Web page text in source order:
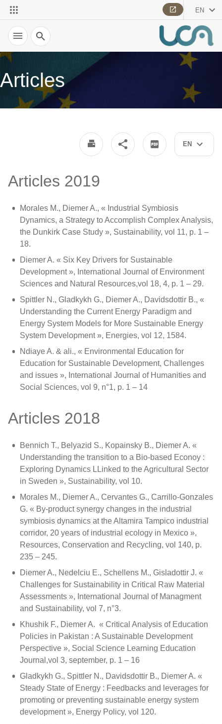
EN
Search
Articles
EN
Articles 2019
Morales M., Diemer A., « Industrial Symbiosis
Dynamics, a Strategy to Accomplish Complex Analysis,
the Dunkirk Case Study », Sustainability, vol 11, p. 1 –
18.
Diemer A. « Six Key Drivers for Sustainable
Development », International Journal of Environment
Sciences and Natural Resources,vol 18, 4, p. 1 – 29.
Spittler N., Gladkykh G., Diemer A., Davidsdottir B., «
Understanding the Current Energy Paradigm and
Energy System Models for More Sustainable Energy
System Development », Energies, vol 12, 1584.
Ndiaye A. & ali., « Environmental Education for
Education for Sustainable Development, Challenges
and issues », International Journal of Humanities and
Social Sciences, vol 9, n°1, p. 1 – 14
Articles 2018
Bennich T., Belyazid S., Kopainsky B., Diemer A. «
Understanding the transition to a Bio-based Econoy :
Exploring Dynamics LLinked to the Agricultural Sector
in Sweden », Sustainability, vol 10.
Morales M., Diemer A., Cervantes G., Carrillo-Gonzales
G. « By-product synergy changes in the industrial
symbiosis dynamics at the Altamira Tampico industrial
corridor, 20 years of industrial ecology in Mexico »,
Resources, Conservation and Recycling, vol 140, p.
235 – 245.
Diemer A., Nedelciu E., Schellens M., Gisladottir J. «
Challenges for Sustainability in Critical Raw Material
Assessments », International Journal of Managment
and Sustainability, vol 7, n°3.
Khushik F., Diemer A. « Critical Analysis of Education
Policies in Pakistan : A Sustainable Development
Perspective », Social Science Learning Education
Journal,vol 3, september, p. 1 – 16
Gladkykh G., Spittler N., Davidsdottir B., Diemer A. «
Steady State of Energy : Feedbacks and leverages for
promoting or preventing sustainable energy system
development », Energy Policy, vol 120.